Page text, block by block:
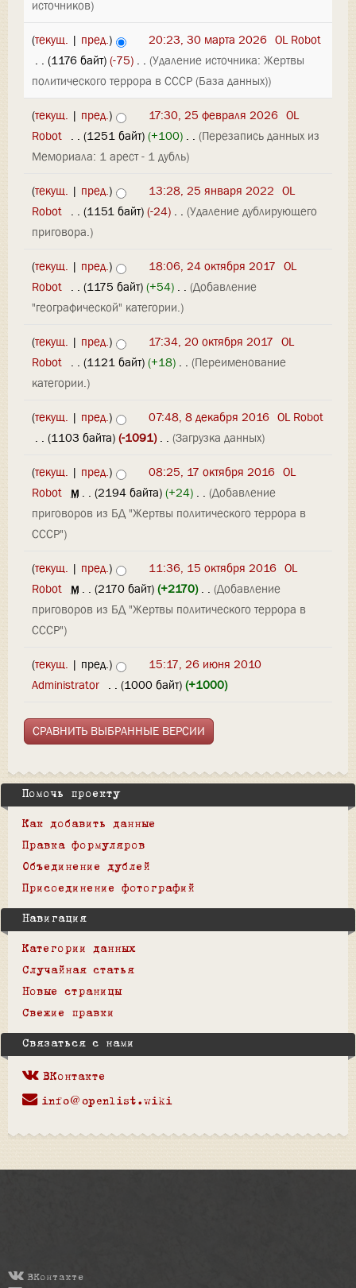
источников)
(текущ. | пред.) 20:23, 30 марта 2026 OL Robot
. . (1176 байт) (-75) . . (Удаление источника: Жертвы
политического террора в СССР (База данных))
(текущ. | пред.) 17:30, 25 февраля 2026 OL
Robot . . (1251 байт) (+100) . . (Перезапись данных из
Мемориала: 1 арест - 1 дубль)
(текущ. | пред.) 13:28, 25 января 2022 OL
Robot . . (1151 байт) (-24) . . (Удаление дублирующего
приговора.)
(текущ. | пред.) 18:06, 24 октября 2017 OL
Robot . . (1175 байт) (+54) . . (Добавление
"географической" категории.)
(текущ. | пред.) 17:34, 20 октября 2017 OL
Robot . . (1121 байт) (+18) . . (Переименование
категории.)
(текущ. | пред.) 07:48, 8 декабря 2016 OL Robot
. . (1103 байта) (-1091)‎ . . (Загрузка данных)
(текущ. | пред.) 08:25, 17 октября 2016 OL
Robot ‎м . . (2194 байта) (+24) . . (Добавление
приговоров из БД "Жертвы политического террора в
СССР")
(текущ. | пред.) 11:36, 15 октября 2016 OL
Robot ‎м . . (2170 байт) (+2170)‎ . . (Добавление
приговоров из БД "Жертвы политического террора в
СССР")
(текущ. | пред.)
15:17, 26 июня 2010
Administrator . . (1000 байт) (+1000)
Помочь проекту
Как добавить данные
Правка формуляров
Объединение дублей
Присоединение фотографий
Навигация
Категории данных
Случайная статья
Новые страницы
Свежие правки
Связаться с нами
ВКонтакте
info@openlist.wiki
ВКонтакте